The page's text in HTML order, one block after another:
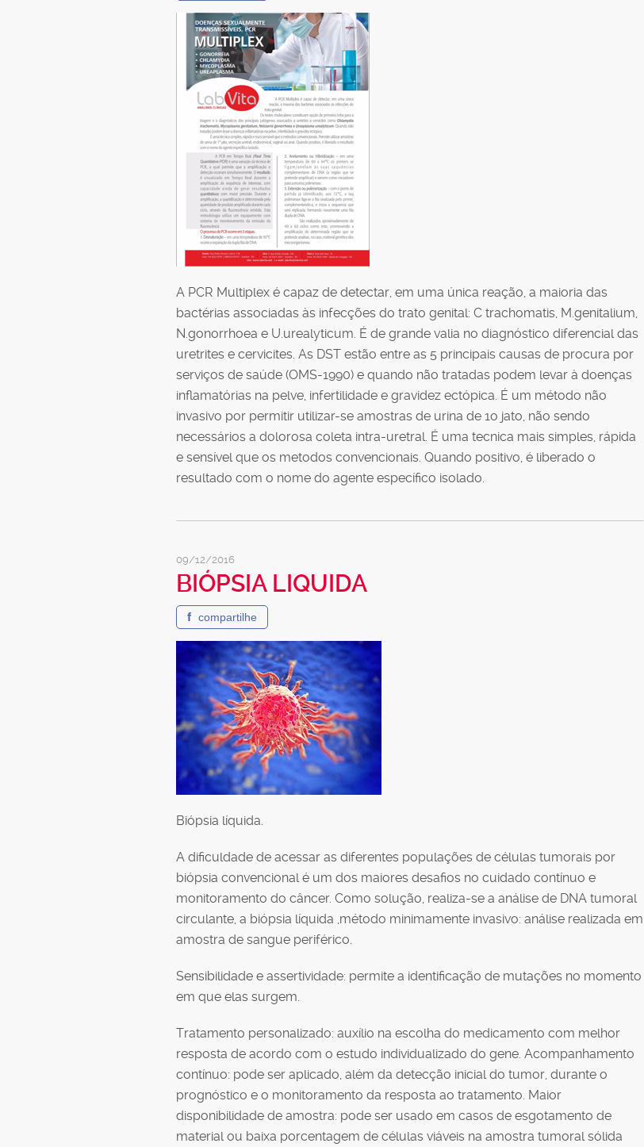
A PCR Multiplex é capaz de detectar, em uma única reação, a maioria das
bactérias associadas às infecções do trato genital: C trachomatis, M.genitalium,
N.gonorrhoea e U.urealyticum. É de grande valia no diagnóstico diferencial das
uretrites e cervicites. As DST estão entre as 5 principais causas de procura por
serviços de saúde (OMS-1990) e quando não tratadas podem levar à doenças
inflamatórias na pelve, infertilidade e gravidez ectópica. É um método não
invasivo por permitir utilizar-se amostras de urina de 1o jato, não sendo
necessários a dolorosa coleta intra-uretral. É uma tecnica mais simples, rápida
e sensível que os metodos convencionais. Quando positivo, é liberado o
resultado com o nome do agente específico isolado.
09/12/2016
BIÓPSIA LIQUIDA
f compartilhe
Biópsia líquida.
A dificuldade de acessar as diferentes populações de células tumorais por
biópsia convencional é um dos maiores desafios no cuidado contínuo e
monitoramento do câncer. Como solução, realiza-se a análise de DNA tumoral
circulante, a biópsia líquida ,método minimamente invasivo: análise realizada em
amostra de sangue periférico.
Sensibilidade e assertividade: permite a identificação de mutações no momento
em que elas surgem.
Tratamento personalizado: auxílio na escolha do medicamento com melhor
resposta de acordo com o estudo individualizado do gene. Acompanhamento
contínuo: pode ser aplicado, além da detecção inicial do tumor, durante o
prognóstico e o monitoramento da resposta ao tratamento. Maior
disponibilidade de amostra: pode ser usado em casos de esgotamento de
material ou baixa porcentagem de células viáveis na amostra tumoral sólida